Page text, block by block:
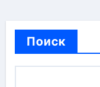
Поиск